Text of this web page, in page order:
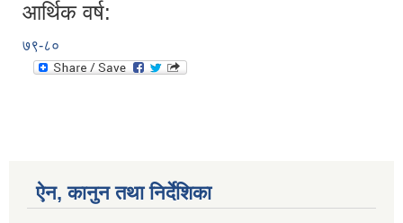
आर्थिक वर्ष:
७९-८०
ऐन, कानुन तथा निर्देशिका